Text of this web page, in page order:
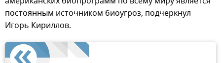
постоянным источником биоугроз, подчеркнул
Игорь Кириллов.